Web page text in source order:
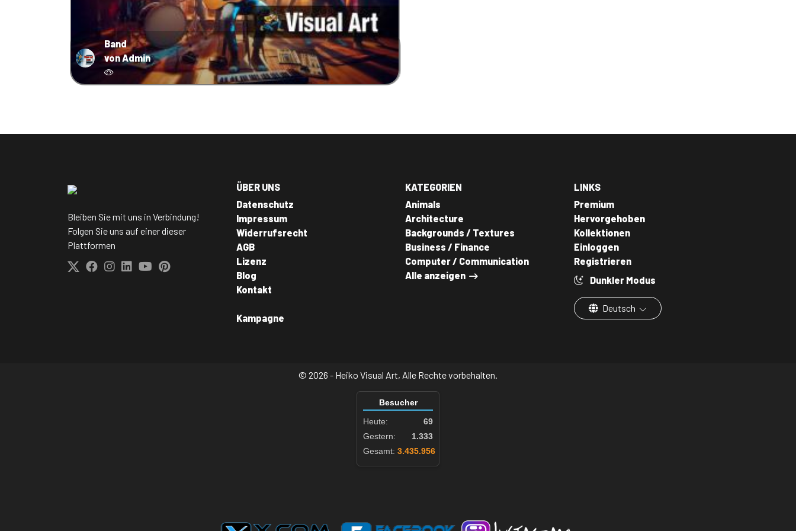
Band
von Admin
Bleiben Sie mit uns in Verbindung!
Folgen Sie uns auf einer dieser
Plattformen
ÜBER UNS
Datenschutz
Impressum
Widerrufsrecht
AGB
Lizenz
Blog
Kontakt
Kampagne
KATEGORIEN
Animals
Architecture
Backgrounds / Textures
Business / Finance
Computer / Communication
Alle anzeigen
LINKS
Premium
Hervorgehoben
Kollektionen
Einloggen
Registrieren
Dunkler Modus
Deutsch
© 2026 - Heiko Visual Art, Alle Rechte vorbehalten.
Besucher
Heute:
69
Gestern:
1.333
Gesamt: 3.435.956